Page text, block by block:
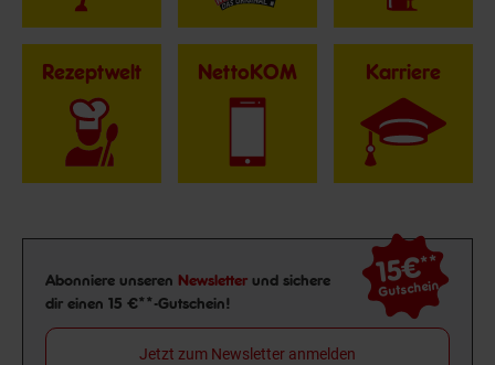
Rezeptwelt NettoKOM Karriere
Newsletter Anmeldung
Abonniere unseren Newsletter und sichere
dir einen 15 €**-Gutschein!
15€**
Gutschein
Jetzt zum Newsletter anmelden